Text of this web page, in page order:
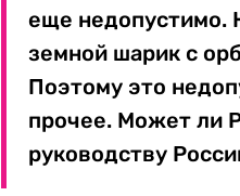
еще недопустимо.
земной шарик с
Поэтому это
прочее. Может ли
руководству